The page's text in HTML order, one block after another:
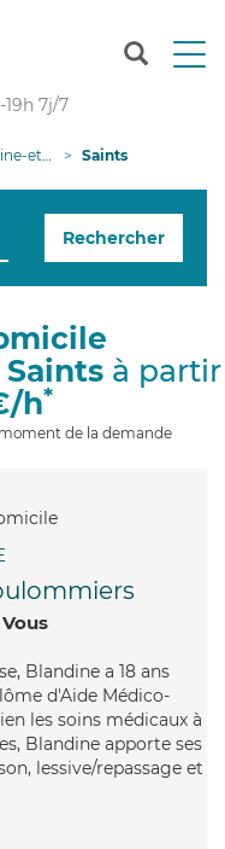
T
n
g
i
7j/7
et-Marne Saints
Rechercher
Saintsà partir
h*
de la demande
Blandine a 18 ans
d'Aide Médico-
les soins médicaux à
Blandine apporte ses
lessive/repassage et